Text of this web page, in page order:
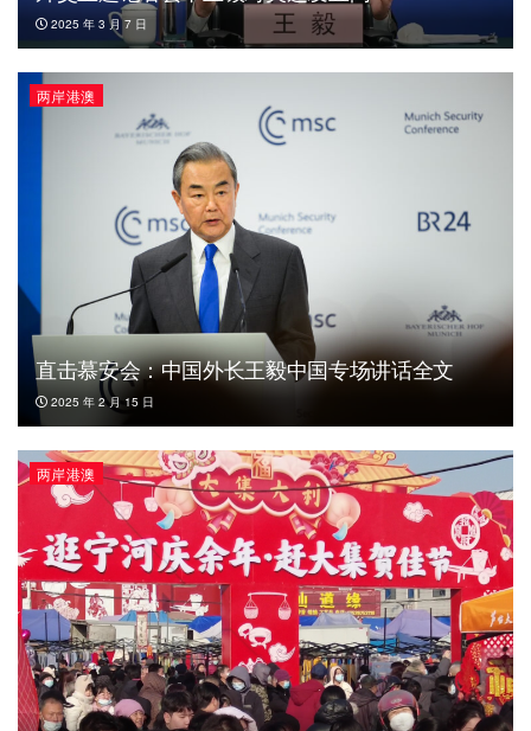
2025 年 3 月 7 日
两岸港澳
直击慕安会：中国外长王毅中国专场讲话全文
2025 年 2 月 15 日
两岸港澳